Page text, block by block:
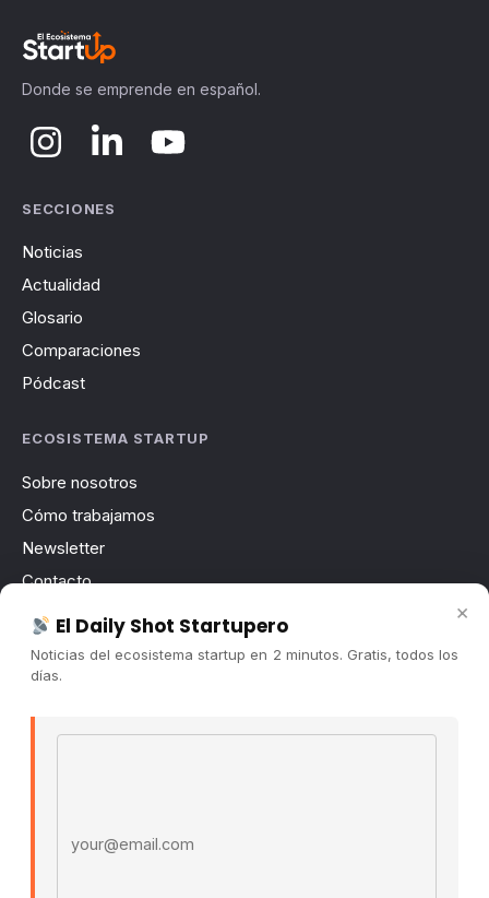
Donde se emprende en español.
SECCIONES
Noticias
Actualidad
Glosario
Comparaciones
Pódcast
ECOSISTEMA STARTUP
Sobre nosotros
Cómo trabajamos
Newsletter
Contacto
Publicidad
Convocatorias
×
El Daily Shot Startupero
Noticias del ecosistema startup en 2 minutos. Gratis, todos los
días.